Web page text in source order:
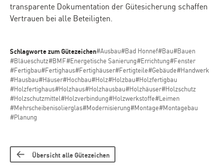
transparente Dokumentation der Gütesicherung schaffen
Vertrauen bei alle Beteiligten.
Schlagworte zum Gütezeichen#Ausbau#Bad Honnef#Bau#Bauen
#Bläueschutz#BMF#Energetische Sanierung#Errichtung#Fenster
#Fertigbau#Fertighaus#Fertighäuser#Fertigteile#Gebäude#Handwerk
#Hausbau#Häuser#Hochbau#Holz#Holzbau#Holzfertigbau
#Holzfertighaus#Holzhaus#Holzhausbau#Holzhäuser#Holzschutz
#Holzschutzmittel#Holzverbindung#Holzwerkstoffe#Leimen
#Mehrscheibenisolierglas#Modernisierung#Montage#Montagebau
#Planung
Übersicht alle Gütezeichen